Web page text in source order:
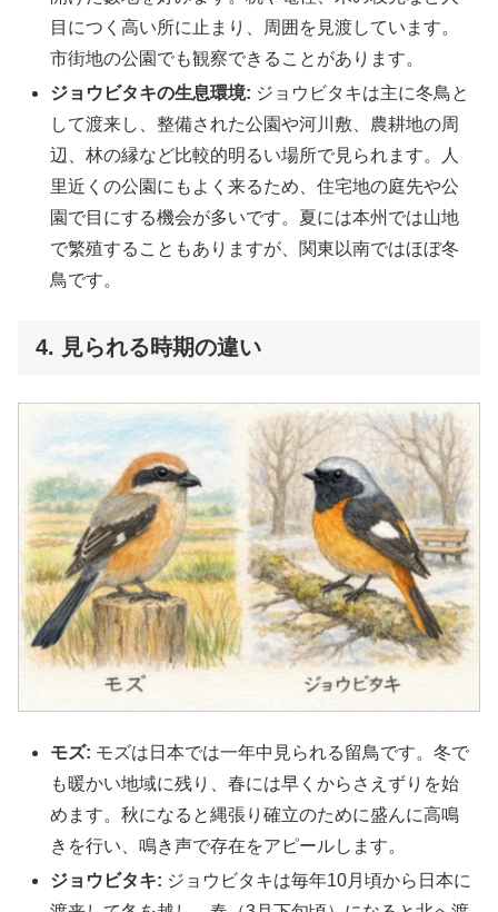
目につく高い所に止まり、周囲を見渡しています。
市街地の公園でも観察できることがあります。
ジョウビタキの生息環境: ジョウビタキは主に冬鳥と
して渡来し、整備された公園や河川敷、農耕地の周
辺、林の縁など比較的明るい場所で見られます。人
里近くの公園にもよく来るため、住宅地の庭先や公
園で目にする機会が多いです。夏には本州では山地
で繁殖することもありますが、関東以南ではほぼ冬
鳥です。
4. 見られる時期の違い
モズ: モズは日本では一年中見られる留鳥です。冬で
も暖かい地域に残り、春には早くからさえずりを始
めます。秋になると縄張り確立のために盛んに高鳴
きを行い、鳴き声で存在をアピールします。
ジョウビタキ: ジョウビタキは毎年10月頃から日本に